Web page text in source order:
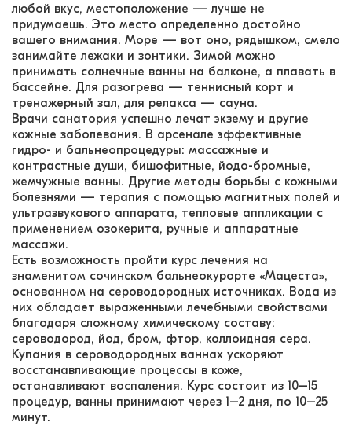
любой вкус, местоположение — лучше не
придумаешь. Это место определенно достойно
вашего внимания. Море — вот оно, рядышком, смело
занимайте лежаки и зонтики. Зимой можно
принимать солнечные ванны на балконе, а плавать в
бассейне. Для разогрева — теннисный корт и
тренажерный зал, для релакса — сауна.
Врачи санатория успешно лечат экзему и другие
кожные заболевания. В арсенале эффективные
гидро- и бальнеопроцедуры: массажные и
контрастные души, бишофитные, йодо-бромные,
жемчужные ванны. Другие методы борьбы с кожными
болезнями — терапия с помощью магнитных полей и
ультразвукового аппарата, тепловые аппликации с
применением озокерита, ручные и аппаратные
массажи.
Есть возможность пройти курс лечения на
знаменитом сочинском бальнеокурорте «Мацеста»,
основанном на сероводородных источниках. Вода из
них обладает выраженными лечебными свойствами
благодаря сложному химическому составу:
сероводород, йод, бром, фтор, коллоидная сера.
Купания в сероводородных ваннах ускоряют
восстанавливающие процессы в коже,
останавливают воспаления. Курс состоит из 10–15
процедур, ванны принимают через 1–2 дня, по 10–25
минут.